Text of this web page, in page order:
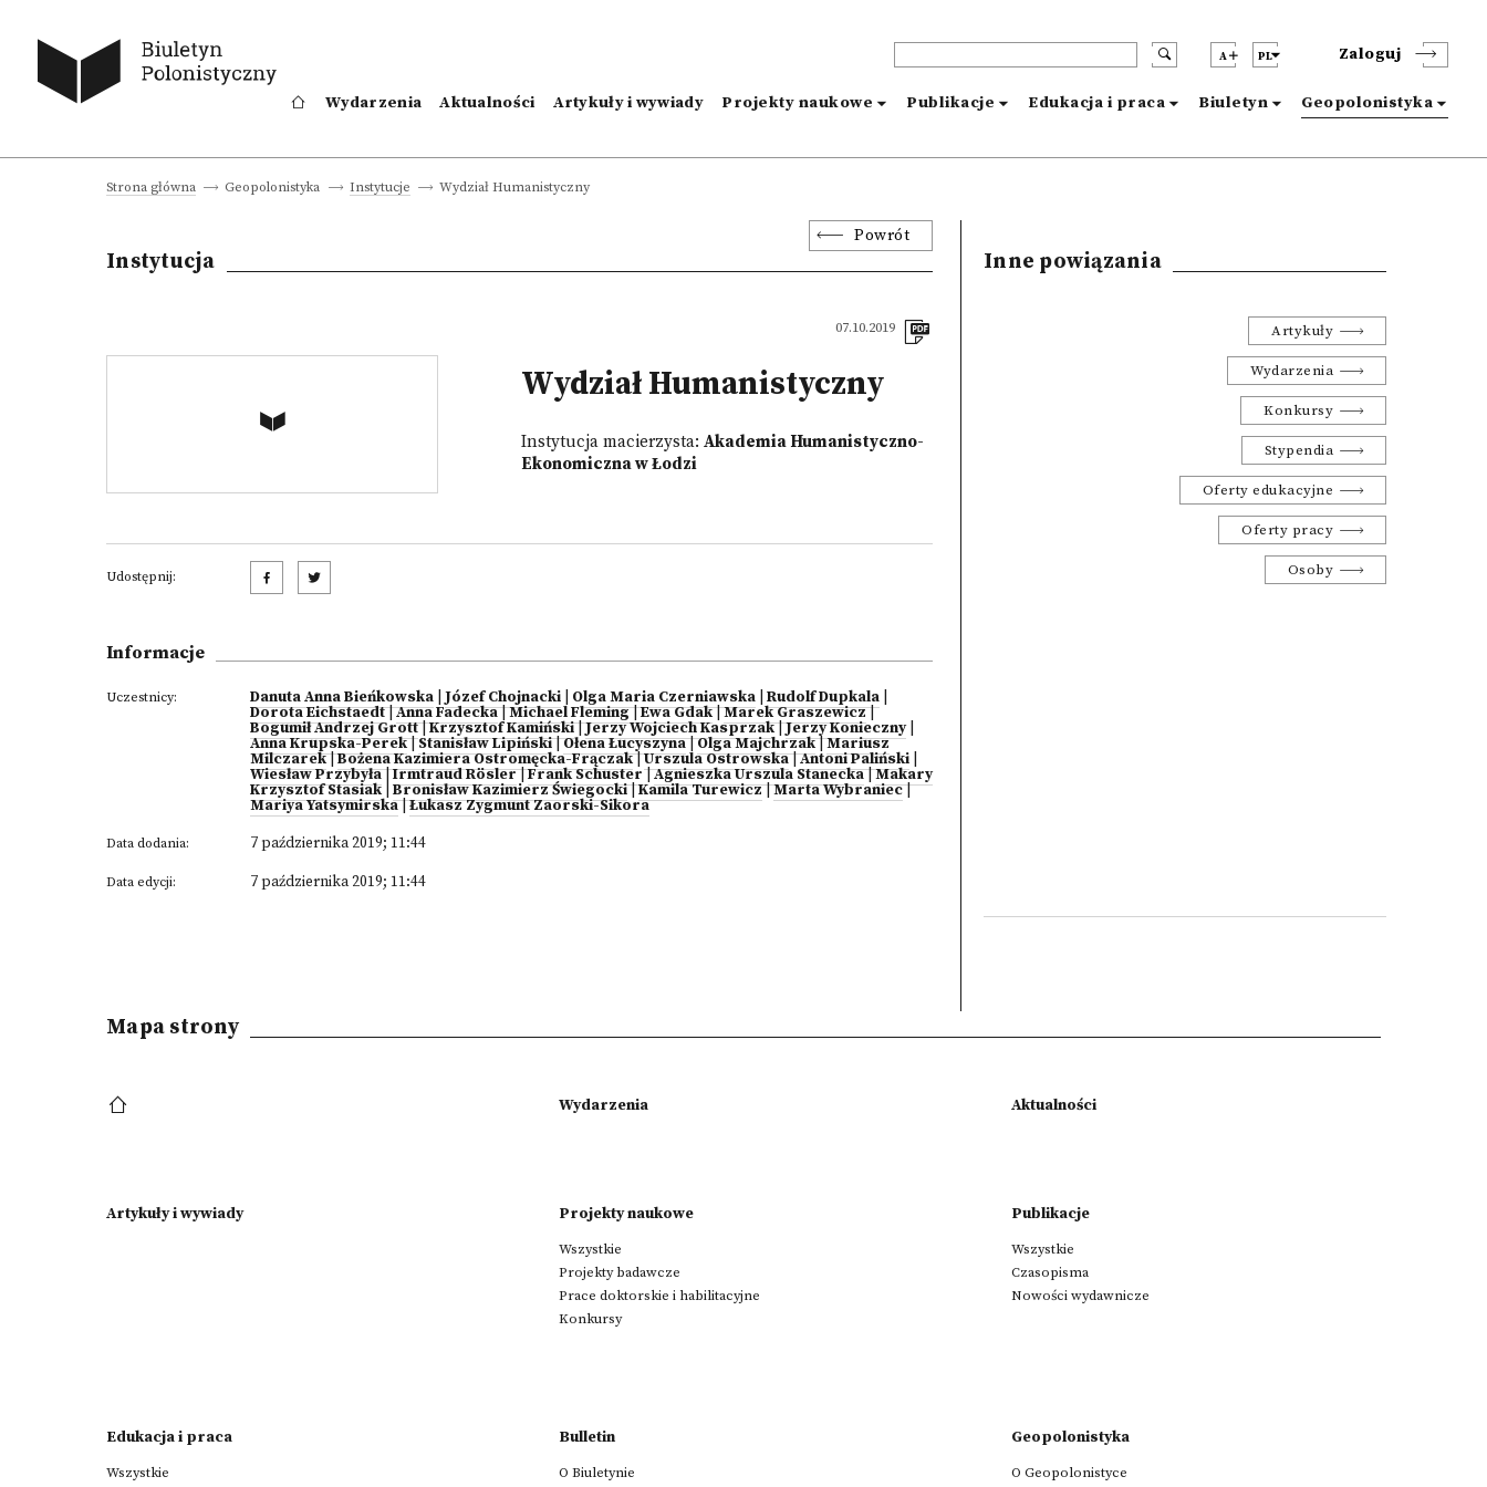
A PL Zaloguj
Wydarzenia Aktualności Artykuły i wywiady Projekty naukowe Publikacje Edukacja i praca Biuletyn Geopolonistyka
Strona główna Geopolonistyka Instytucje Wydział Humanistyczny
Powrót
Instytucja
07.10.2019
Wydział Humanistyczny
Instytucja macierzysta: Akademia Humanistyczno-
Ekonomiczna w Łodzi
Udostępnij:
Informacje
Uczestnicy: Danuta Anna Bieńkowska Józef Chojnacki Olga Maria Czerniawska Rudolf Dupkala
Dorota Eichstaedt|Anna Fadecka|Michael Fleming|Ewa Gdak|Marek Graszewicz|
Bogumił Andrzej Grott|Krzysztof Kamiński|Jerzy Wojciech Kasprzak|Jerzy Konieczny|
Anna Krupska-Perek|Stanisław Lipiński|Ołena Łucyszyna|Olga Majchrzak|Mariusz
Milczarek|Bożena Kazimiera Ostromęcka-Frączak|Urszula Ostrowska|Antoni Paliński
Wiesław Przybyła|Irmtraud Rösler|Frank Schuster|Agnieszka Urszula Stanecka|Makary
Krzysztof Stasiak Bronisław Kazimierz Świegocki|Kamila Turewicz|Marta Wybraniec|
Mariya Yatsymirska|Łukasz Zygmunt Zaorski-Sikora
Data dodania: 7 października 2019; 11:44
Data edycji: 7 października 2019; 11:44
Inne powiązania
Artykuły
Wydarzenia
Konkursy
Stypendia
Oferty edukacyjne
Oferty pracy
Osoby
Mapa strony
Wydarzenia Aktualności
Artykuły i wywiady Projekty naukowe
Wszystkie
Projekty badawcze
Prace doktorskie i habilitacyjne
Konkursy
Publikacje
Wszystkie
Czasopisma
Nowości wydawnicze
Edukacja i praca
Wszystkie
Bulletin
O Biuletynie
Geopolonistyka
O Geopolonistyce